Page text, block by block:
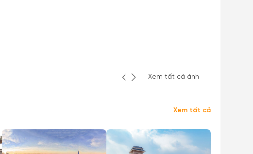
Xem tất cả ảnh
Xem tất cả